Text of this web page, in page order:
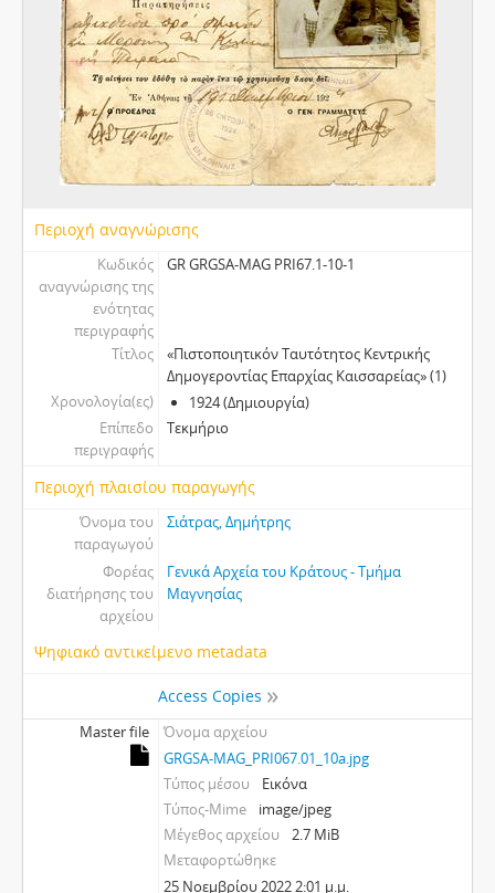
Περιοχή αναγνώρισης
Κωδικός
αναγνώρισης της
ενότητας
περιγραφής
GR GRGSA-MAG PRI67.1-10-1
Τίτλος
«Πιστοποιητικόν Ταυτότητος Κεντρικής
Δημογεροντίας Επαρχίας Καισσαρείας» (1)
Χρονολογία(ες)
1924 (Δημιουργία)
Επίπεδο
περιγραφής
Τεκμήριο
Περιοχή πλαισίου παραγωγής
Όνομα του
παραγωγού
Σιάτρας, Δημήτρης
Φορέας
διατήρησης του
αρχείου
Γενικά Αρχεία του Κράτους - Τμήμα
Μαγνησίας
Ψηφιακό αντικείμενο metadata
Access Copies
Master file
Όνομα αρχείου
GRGSA-MAG_PRI067.01_10a.jpg
Τύπος μέσου
Εικόνα
Τύπος-Mime
image/jpeg
Μέγεθος αρχείου
2.7 MiB
Μεταφορτώθηκε
25 Νοεμβρίου 2022 2:01 μ.μ.